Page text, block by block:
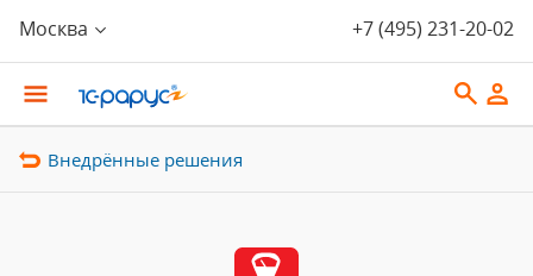
Москва +7 (495) 231-20-02
Внедрённые решения